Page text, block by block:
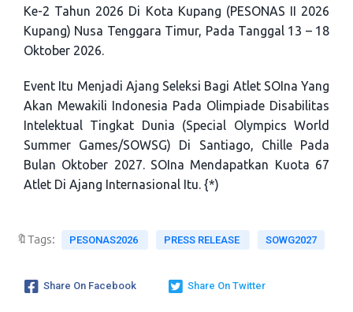
Ke-2 Tahun 2026 Di Kota Kupang (PESONAS II 2026
Kupang) Nusa Tenggara Timur, Pada Tanggal 13 – 18
Oktober 2026.
Event Itu Menjadi Ajang Seleksi Bagi Atlet SOIna Yang
Akan Mewakili Indonesia Pada Olimpiade Disabilitas
Intelektual Tingkat Dunia (Special Olympics World
Summer Games/SOWSG) Di Santiago, Chille Pada
Bulan Oktober 2027. SOIna Mendapatkan Kuota 67
Atlet Di Ajang Internasional Itu. {*)
🔖Tags: PESONAS2026 PRESS RELEASE SOWG2027
Share On Facebook Share On Twitter